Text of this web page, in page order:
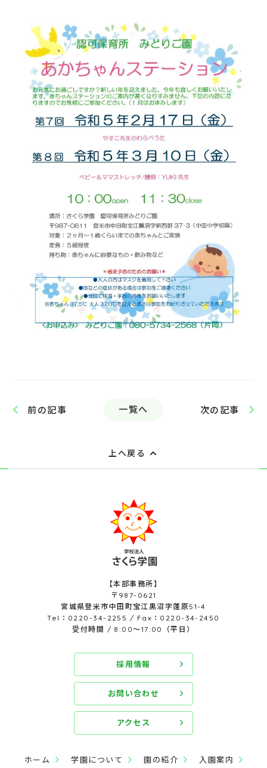
前の記事 一覧へ 次の記事
上へ戻る
【本部事務所】
〒987-0621
宮城県登米市中田町宝江黒沼字蓬原51-4
Tel：0220-34-2255 / Fax：0220-34-2450
受付時間 / 8:00～17:00（平日）
採用情報
お問い合わせ
アクセス
ホーム 学園について 園の紹介 入園案内